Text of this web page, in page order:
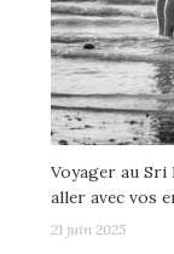
Voyager au Sri
aller avec vos
21 juin 2025